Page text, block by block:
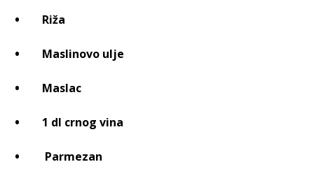
Riža
Maslinovo ulje
Maslac
1 dl crnog vina
Parmezan